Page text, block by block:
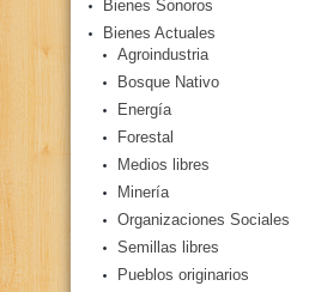
Bienes Sonoros
Bienes Actuales
Agroindustria
Bosque Nativo
Energía
Forestal
Medios libres
Minería
Organizaciones Sociales
Semillas libres
Pueblos originarios